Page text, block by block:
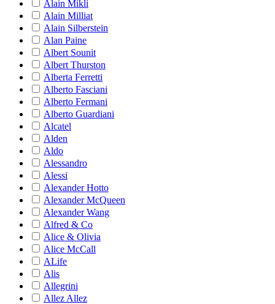
Alain Mikli
Alain Milliat
Alain Silberstein
Alan Paine
Albert Sounit
Albert Thurston
Alberta Ferretti
Alberto Fasciani
Alberto Fermani
Alberto Guardiani
Alcatel
Alden
Aldo
Alessandro
Alessi
Alexander Hotto
Alexander McQueen
Alexander Wang
Alfred & Co
Alice & Olivia
Alice McCall
ALife
Alis
Allegrini
Allez Allez